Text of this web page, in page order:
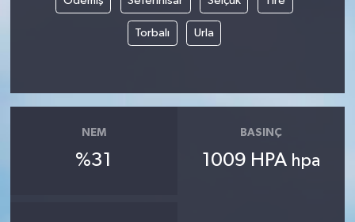
Torbalı Urla
NEM
%31
BASINÇ
1009 HPA hpa